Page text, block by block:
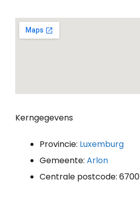
Kerngegevens
Provincie: Luxemburg
Gemeente: Arlon
Centrale postcode: 6700